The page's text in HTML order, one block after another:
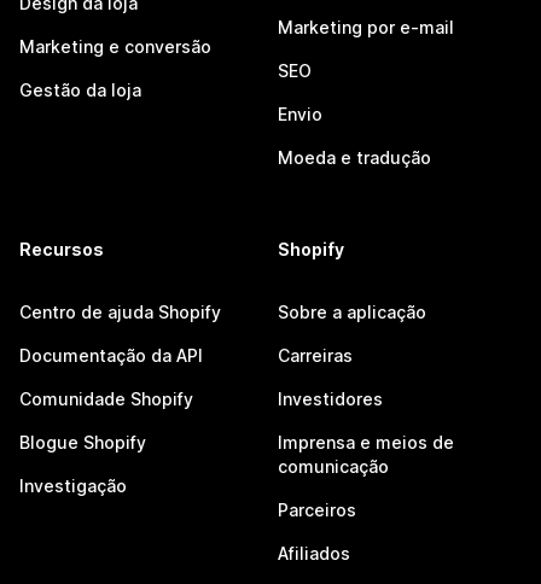
Marketing e conversão
Gestão da loja
Marketing por e-mail
SEO
Envio
Moeda e tradução
Recursos
Centro de ajuda Shopify
Documentação da API
Comunidade Shopify
Blogue Shopify
Investigação
Shopify
Sobre a aplicação
Carreiras
Investidores
Imprensa e meios de
comunicação
Parceiros
Afiliados